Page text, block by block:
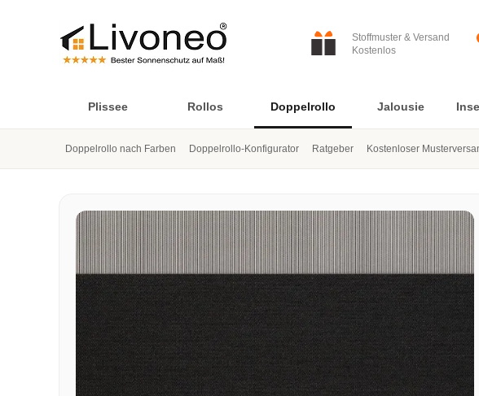
Stoffmuster & Versand
Kostenlos
Plissee Rollos Doppelrollo
Doppelrollo nach Farben Doppelrollo-Konfigurator Ratgeber Kostenloser
Jalousie